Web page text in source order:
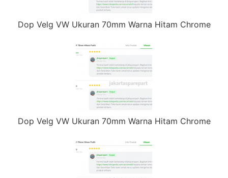
Dop Velg VW Ukuran 70mm Warna Hitam Chrome
Dop Velg VW Ukuran 70mm Warna Hitam Chrome